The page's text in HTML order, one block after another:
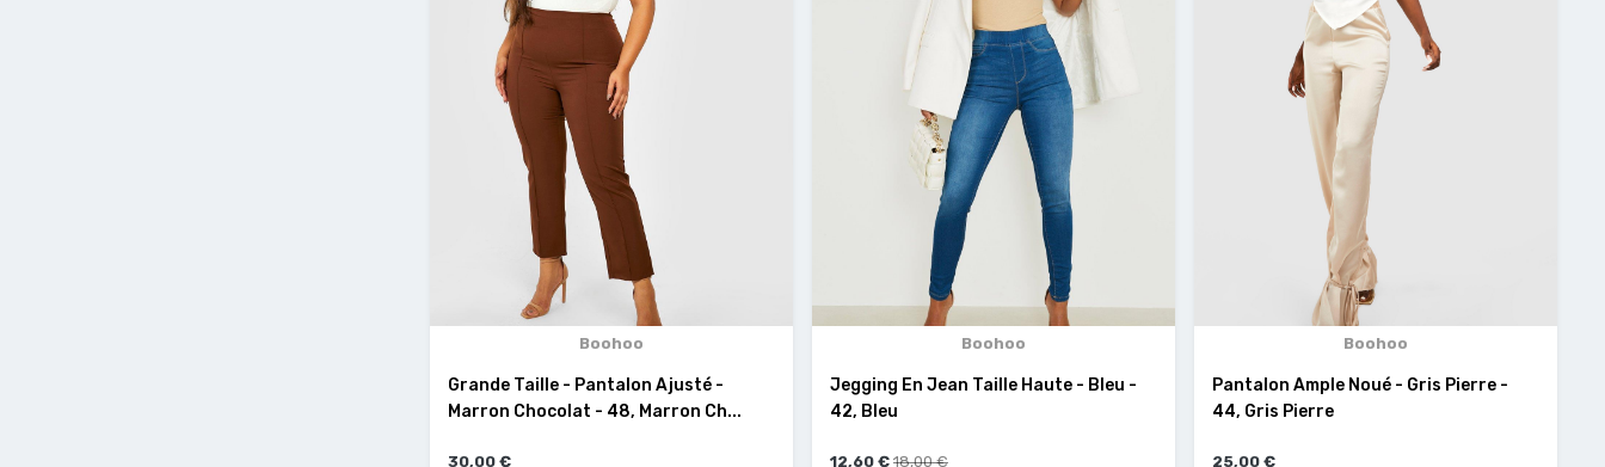
Boohoo
Grande Taille - Pantalon Ajusté -
Marron Chocolat - 48, Marron Ch...
30,00 €
Boohoo
Jegging En Jean Taille Haute - Bleu -
42, Bleu
12,60 € 18,00 €
Boohoo
Pantalon Ample Noué - Gris Pierre -
44, Gris Pierre
25,00 €